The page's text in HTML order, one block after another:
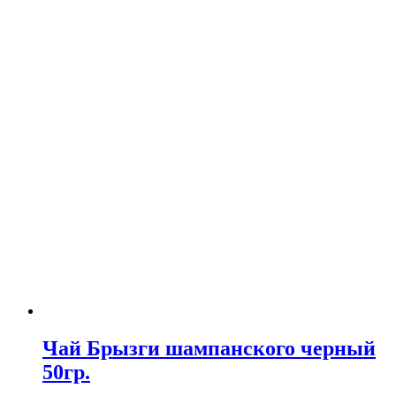
Чай Брызги шампанского черный
50гр.